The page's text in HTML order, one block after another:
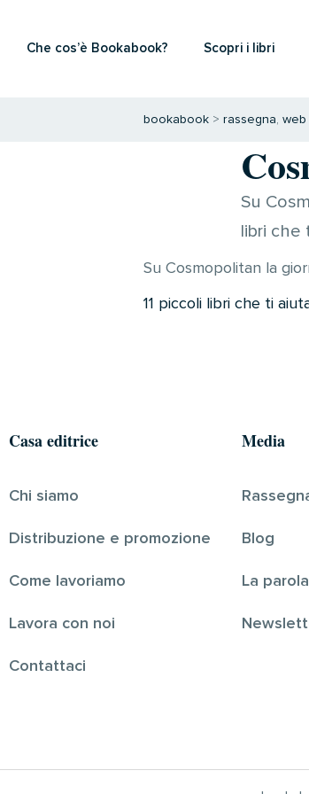
Che cos’è Bookabook? Scopri i libri
bookabook > rassegna, web
Su
libri
Su Cosmopolitan la
11 piccoli libri che ti
Casa editrice
Chi siamo
Distribuzione e promozione
Come lavoriamo
Lavora con noi
Contattaci
Media
Blog
La